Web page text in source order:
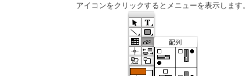
アイコンをクリックするとメニューを表示します。